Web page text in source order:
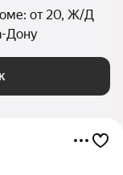
от 20, Ж/Д
Дону